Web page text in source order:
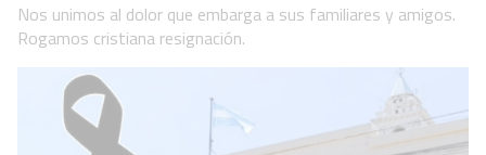
Nos unimos al dolor que embarga a sus familiares y amigos.
Rogamos cristiana resignación.